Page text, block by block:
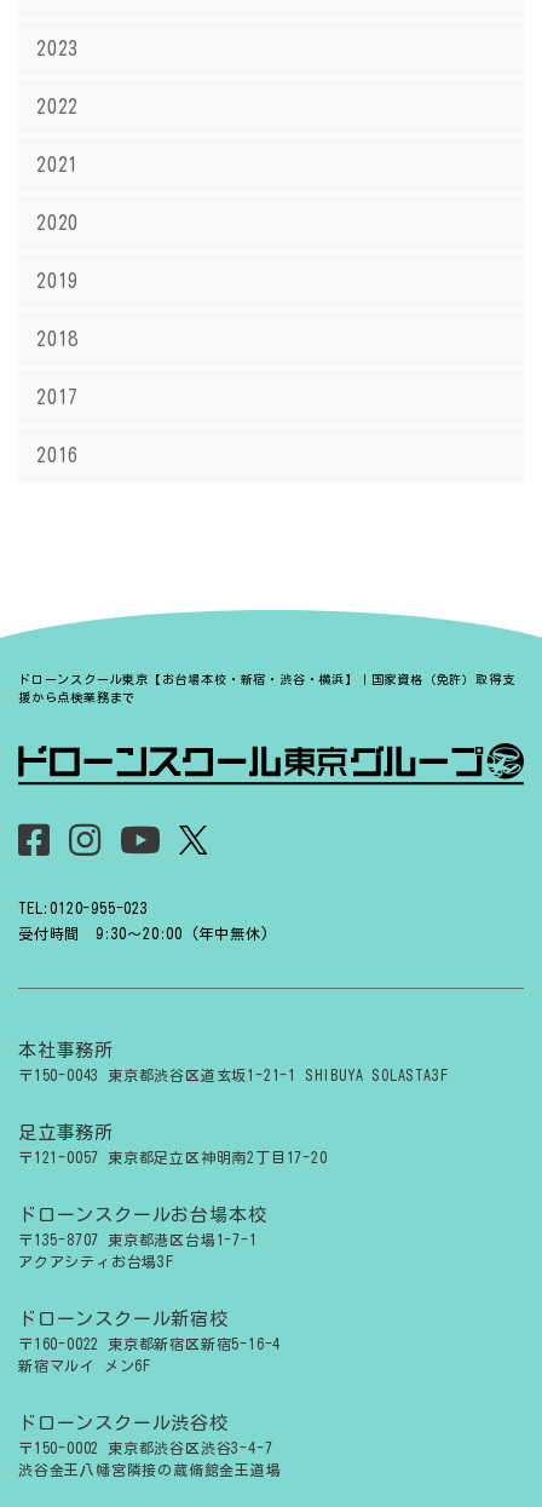
2023
2022
2021
2020
2019
2018
2017
2016
ドローンスクール東京【お台場本校・新宿・渋谷・横浜】｜国家資格（免許）取得支
援から点検業務まで
TEL:0120-955-023
受付時間 9:30〜20:00 (年中無休)
本社事務所
〒150-0043 東京都渋谷区道玄坂1-21-1 SHIBUYA SOLASTA3F
足立事務所
〒121-0057 東京都足立区神明南2丁目17-20
ドローンスクールお台場本校
〒135-8707 東京都港区台場1-7-1
アクアシティお台場3F
ドローンスクール新宿校
〒160-0022 東京都新宿区新宿5-16-4
新宿マルイ メン6F
ドローンスクール渋谷校
〒150-0002 東京都渋谷区渋谷3-4-7
渋谷金王八幡宮隣接の蔵脩館金王道場